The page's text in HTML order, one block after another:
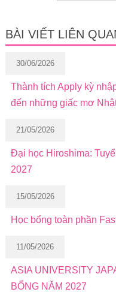
BÀI VIẾT LIÊN
30/06/2026
Thành tích Apply kỳ
đến những giấc mơ
21/05/2026
Đại học Hiroshima:
2027
15/05/2026
Học bổng toàn phần
11/05/2026
ASIA UNIVERSITY
BỔNG NĂM 2027